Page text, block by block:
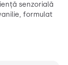
senzorială
formulat